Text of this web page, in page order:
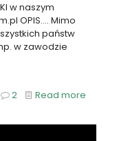
w naszym
OPIS…. Mimo
państw
w zawodzie
2 Read more